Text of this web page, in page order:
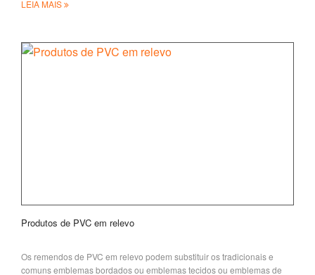
LEIA MAIS
Produtos de PVC em relevo
Os remendos de PVC em relevo podem substituir os tradicionais e
comuns emblemas bordados ou emblemas tecidos ou emblemas de